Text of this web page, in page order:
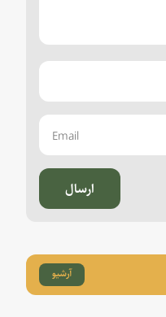
ارسال
آرشیو